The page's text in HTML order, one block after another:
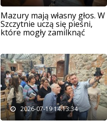
Mazury mają własny głos. W
Szczytnie uczą się pieśni,
które mogły zamilknąć
2026-07-19 14:13:34